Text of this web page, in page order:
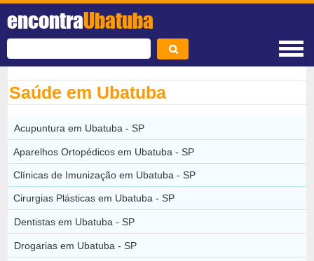
encontraUbatuba
Saúde em Ubatuba
Acupuntura em Ubatuba - SP
Aparelhos Ortopédicos em Ubatuba - SP
Clínicas de Imunização em Ubatuba - SP
Cirurgias Plásticas em Ubatuba - SP
Dentistas em Ubatuba - SP
Drogarias em Ubatuba - SP